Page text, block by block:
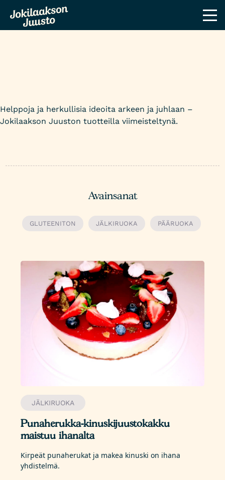
Herkulliset reseptimme
Helppoja ja herkullisia ideoita arkeen ja juhlaan –
Jokilaakson Juuston tuotteilla viimeisteltynä.
Avainsanat
GLUTEENITON JÄLKIRUOKA PÄÄRUOKA
JÄLKIRUOKA
Punaherukka-kinuskijuustokakku
maistuu ihanalta
Kirpeät punaherukat ja makea kinuski on ihana
yhdistelmä.